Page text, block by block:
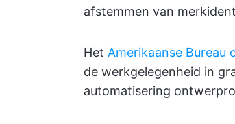
afstemmen van
Het Amerikaanse
de werkgelegenheid in
automatisering